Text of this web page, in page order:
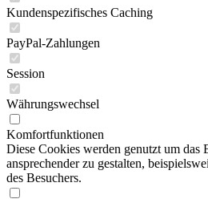
Kundenspezifisches Caching
PayPal-Zahlungen
Session
Währungswechsel
Komfortfunktionen
Diese Cookies werden genutzt um das
ansprechender zu gestalten,
des Besuchers.